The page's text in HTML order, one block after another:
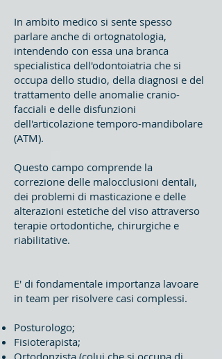
In ambito medico si sente spesso
parlare anche di ortognatologia,
intendendo con essa una branca
specialistica dell'odontoiatria che si
occupa dello studio, della diagnosi e del
trattamento delle anomalie cranio-
facciali e delle disfunzioni
dell'articolazione temporo-mandibolare
(ATM).
Questo campo comprende la
correzione delle malocclusioni dentali,
dei problemi di masticazione e delle
alterazioni estetiche del viso attraverso
terapie ortodontiche, chirurgiche e
riabilitative.
E' di fondamentale importanza lavoare
in team per risolvere casi complessi.
Posturologo;
Fisioterapista;
Ortodonzista (colui che si occupa di